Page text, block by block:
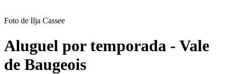
Foto de Ilja Cassee
Aluguel por temporada - Vale
de Baugeois